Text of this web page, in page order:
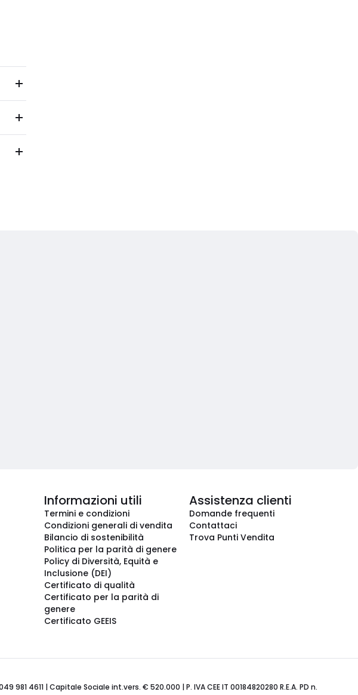
Informazioni utili
Termini e condizioni
Condizioni generali di vendita
Bilancio di sostenibilità
Politica per la parità di genere
Policy di Diversità, Equità e
Inclusione (DEI)
Certificato di qualità
Certificato per la parità di
genere
Certificato GEEIS
Assistenza clienti
Domande frequenti
Contattaci
Trova Punti Vendita
981 4611 | Capitale Sociale int.vers. € 520.000 | P. IVA CEE IT 00184820280 R.E.A. PD n.